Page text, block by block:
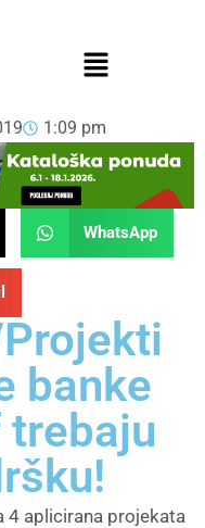
1:09 pm
WhatsApp
banke
trebaju
4 aplicirana projekata